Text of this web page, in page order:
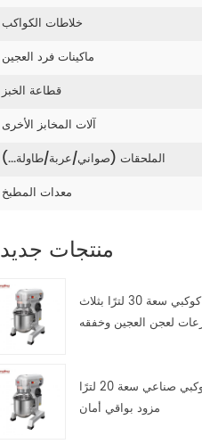
خلاطات الكواكب
ماكينات فرد العجين
قطاعة الخبز
آلات المخابز الأخرى
الملحقات (صواني/عربة/طاولة...)
معدات المطبخ
منتجات
خلاط كوكبي سعة 30 لترًا بثلاث
لعجن العجين وخفقه
خلاط كوكبي صناعي سعة 20 لترًا
مزود بواقي أمان